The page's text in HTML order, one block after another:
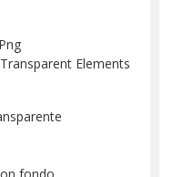
Elements
fondo